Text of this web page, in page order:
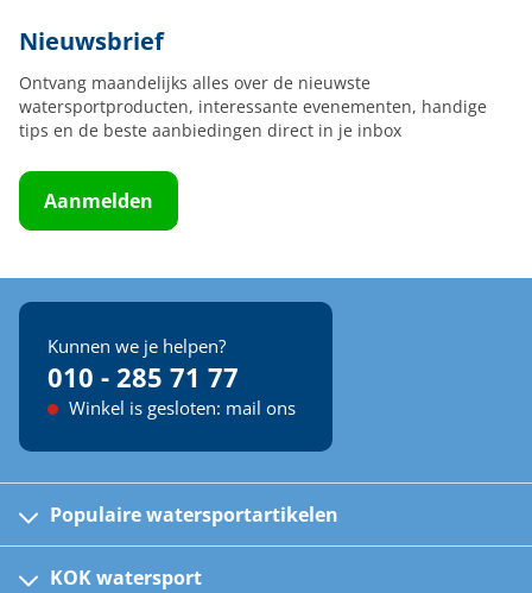
Nieuwsbrief
Ontvang maandelijks alles over de nieuwste
watersportproducten, interessante evenementen, handige
tips en de beste aanbiedingen direct in je inbox
Aanmelden
Kunnen we je helpen?
010 - 285 71 77
Winkel is gesloten: mail ons
Populaire watersportartikelen
Kinder reddingsvesten
KOK watersport